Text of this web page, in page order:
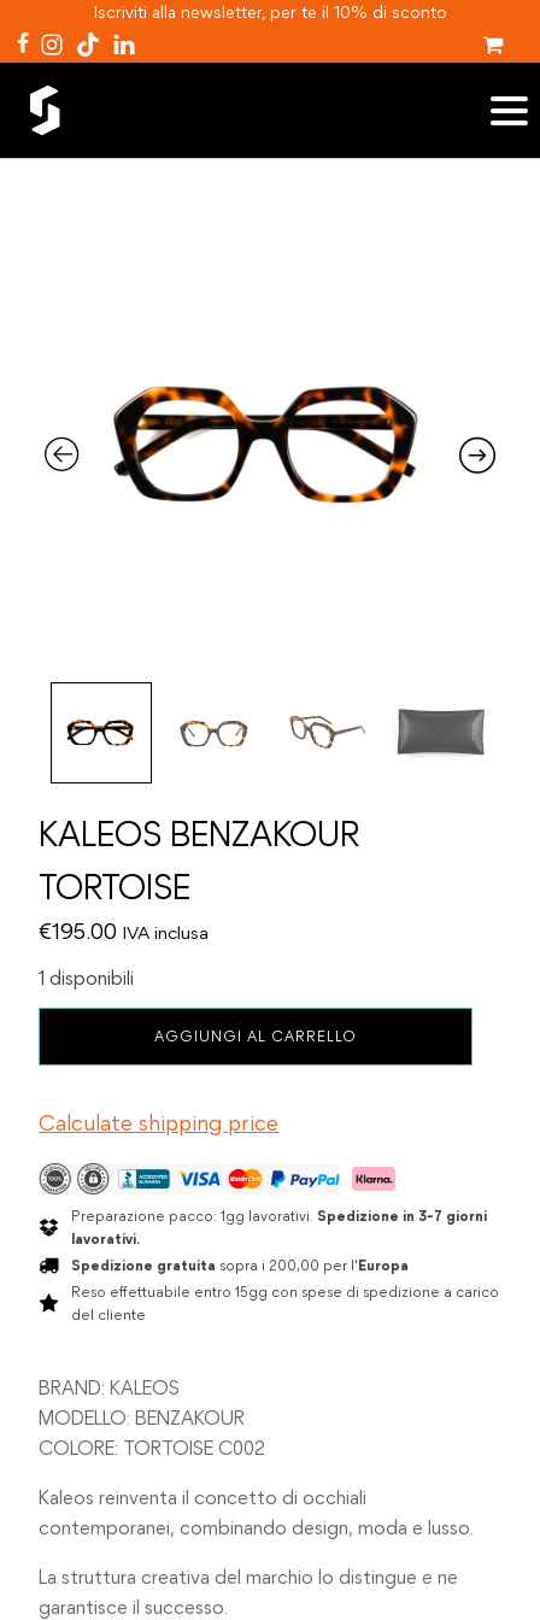
Iscriviti alla newsletter, per te il 10% di sconto
KALEOS BENZAKOUR
TORTOISE
€195.00 IVA inclusa
1 disponibili
AGGIUNGI AL CARRELLO
Calculate shipping price
Preparazione pacco: 1gg lavorativi. Spedizione in 3-7 giorni
lavorativi.
Spedizione gratuita sopra i 200,00 per l'Europa
Reso effettuabile entro 15gg con spese di spedizione a carico
del cliente
BRAND: KALEOS
MODELLO: BENZAKOUR
COLORE: TORTOISE C002
Kaleos reinventa il concetto di occhiali
contemporanei, combinando design, moda e lusso.
La struttura creativa del marchio lo distingue e ne
garantisce il successo.